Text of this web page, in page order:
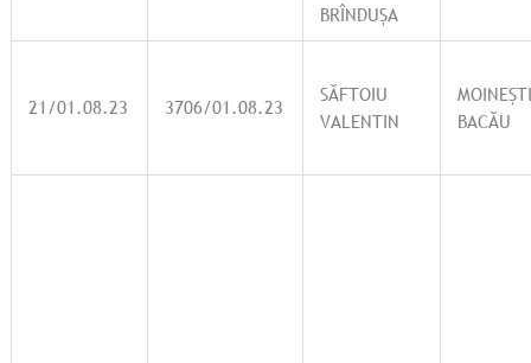
BRÎNDUȘA
21/01.08.23 3706/01.08.23
SĂFTOIU
VALENTIN
BACĂU